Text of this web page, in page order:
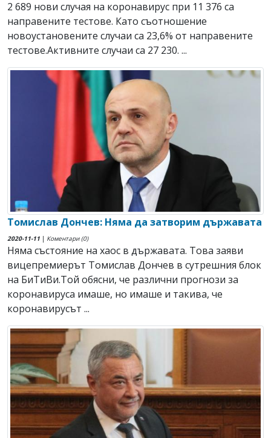
2 689 нови случая на коронавирус при 11 376 са
направените тестове. Като съотношение
новоустановените случаи са 23,6% от направените
тестове.Активните случаи са 27 230. ...
Томислав Дончев: Няма да затворим държавата
2020-11-11 | Коментари (0)
Няма състояние на хаос в държавата. Toва заяви
вицепремиерът Томислав Дончев в сутрешния блок
на БиТиВи.Той обясни, че различни прогнози за
коронавируса имаше, но имаше и такива, че
коронавирусът ...